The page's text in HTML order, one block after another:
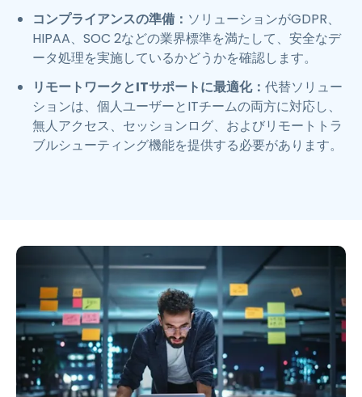
コンプライアンスの準備： ソリューションがGDPR、
HIPAA、SOC 2などの業界標準を満たして、安全なデ
ータ処理を実施しているかどうかを確認します。
リモートワークとITサポートに最適化： 代替ソリュー
ションは、個人ユーザーとITチームの両方に対応し、
無人アクセス、セッションログ、およびリモートトラ
ブルシューティング機能を提供する必要があります。